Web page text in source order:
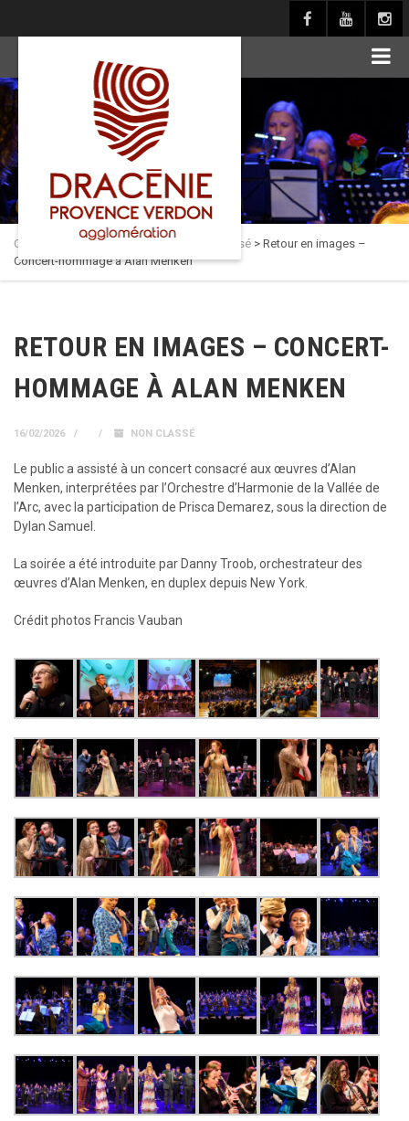
Culture en Dracénie Non classé > Retour en images –
Concert-hommage à Alan Menken
RETOUR EN IMAGES – CONCERT-
HOMMAGE À ALAN MENKEN
16/02/2026 NON CLASSÉ
Le public a assisté à un concert consacré aux œuvres d’Alan
Menken, interprétées par l’Orchestre d’Harmonie de la Vallée de
l’Arc, avec la participation de Prisca Demarez, sous la direction de
Dylan Samuel.
La soirée a été introduite par Danny Troob, orchestrateur des
œuvres d’Alan Menken, en duplex depuis New York.
Crédit photos Francis Vauban